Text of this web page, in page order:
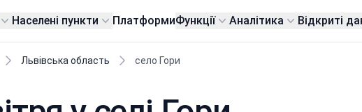
Населені пункти ПлатформиФункції Аналітика Відкриті
Львівська область село Гори